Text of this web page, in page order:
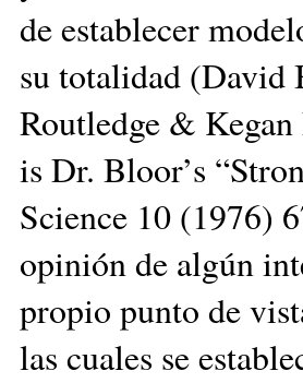
de establecer
su totalidad (David
Routledge &
is Dr. Bloor’s
Science 10 (1976)
opinión de algún
propio punto de
las cuales se